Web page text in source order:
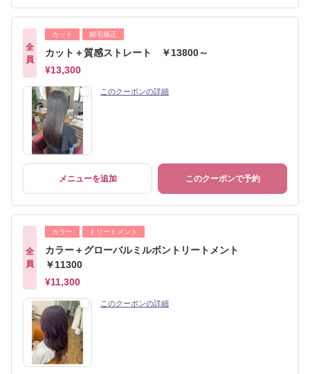
全
員
カット 縮毛矯正
カット＋質感ストレート ￥13800～
¥13,300
このクーポンの詳細
メニューを追加 このクーポンで予約
全
員
カラー トリートメント
カラー＋グローバルミルボントリートメント
￥11300
¥11,300
このクーポンの詳細